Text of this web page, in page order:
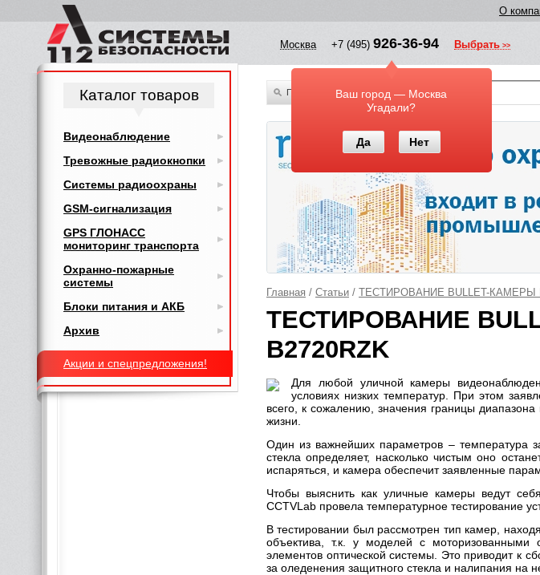
О
Москва +7 (495) 926-36-94
Ваш город — Москва
Угадали?
Да Нет
Выбрать
По всему каталогу
Главная / Статьи / ТЕСТИРОВАНИЕ BULLET-КАМЕРЫ
ТЕСТИРОВАНИЕ
B2720RZK
Для любой уличной камеры
условиях низких температур. При этом
всего, к сожалению, значения границы
жизни.
Один из важнейших параметров – температура
стекла определяет, насколько чистым оно
испаряться, и камера обеспечит заявленные
Чтобы выяснить как уличные камеры ведут
CCTVLab провела температурное тестирование
В тестировании был рассмотрен тип камер,
объектива, т.к. у моделей с моторизованными
элементов оптической системы. Это приводит к
за оледенения защитного стекла и налипания на
Каталог товаров
Видеонаблюдение
Тревожные радиокнопки
Системы радиоохраны
GSM-сигнализация
GPS ГЛОНАСС
мониторинг транспорта
Охранно-пожарные
системы
Блоки питания и АКБ
Архив
Акции и спецпредложения!